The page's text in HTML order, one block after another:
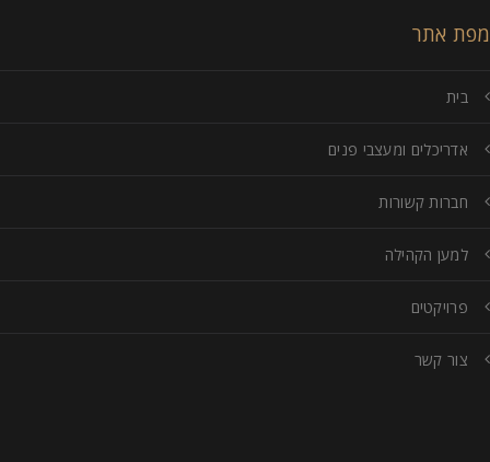
מפת אתר
בית
אדריכלים ומעצבי פנים
חברות קשורות
למען הקהילה
פרויקטים
צור קשר